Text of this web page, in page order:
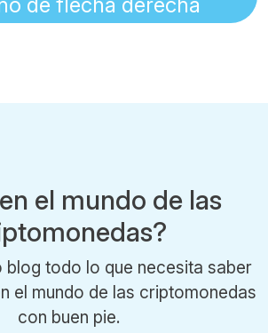
el mundo de las
blog todo lo que necesita saber
el mundo de las criptomonedas
con buen pie.